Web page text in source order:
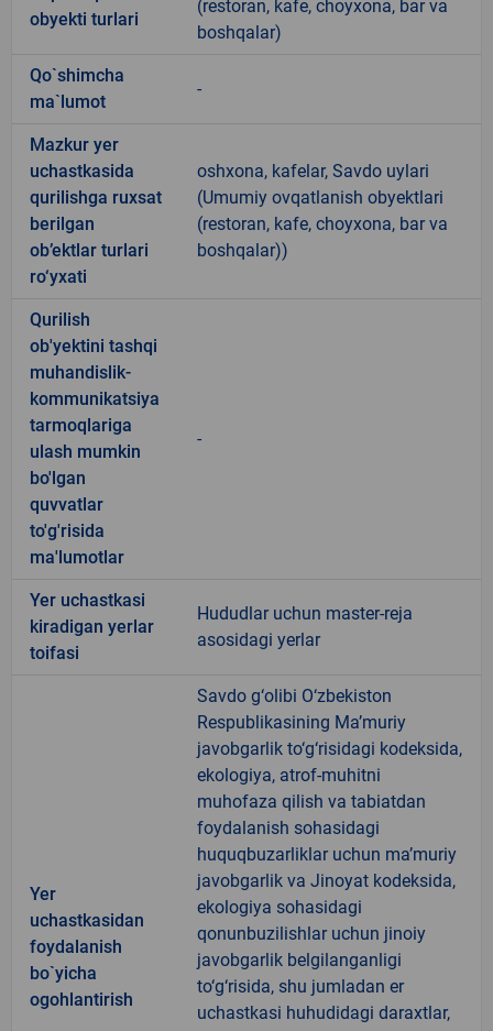
obyekti turlari
(restoran, kafe, choyxona, bar va
boshqalar)
Qo`shimcha
ma`lumot
-
Mazkur yer
uchastkasida
qurilishga ruxsat
berilgan
ob’ektlar turlari
ro‘yxati
oshxona, kafelar, Savdo uylari
(Umumiy ovqatlanish obyektlari
(restoran, kafe, choyxona, bar va
boshqalar))
Qurilish
ob'yektini tashqi
muhandislik-
kommunikatsiya
tarmoqlariga
ulash mumkin
bo'lgan
quvvatlar
to'g'risida
ma'lumotlar
-
Yer uchastkasi
kiradigan yerlar
toifasi
Hududlar uchun master-reja
asosidagi yerlar
Yer
uchastkasidan
foydalanish
bo`yicha
ogohlantirish
Savdo g‘olibi O‘zbekiston
Respublikasining Ma’muriy
javobgarlik to‘g‘risidagi kodeksida,
ekologiya, atrof-muhitni
muhofaza qilish va tabiatdan
foydalanish sohasidagi
huquqbuzarliklar uchun ma’muriy
javobgarlik va Jinoyat kodeksida,
ekologiya sohasidagi
qonunbuzilishlar uchun jinoiy
javobgarlik belgilanganligi
to‘g‘risida, shu jumladan er
uchastkasi huhudidagi daraxtlar,